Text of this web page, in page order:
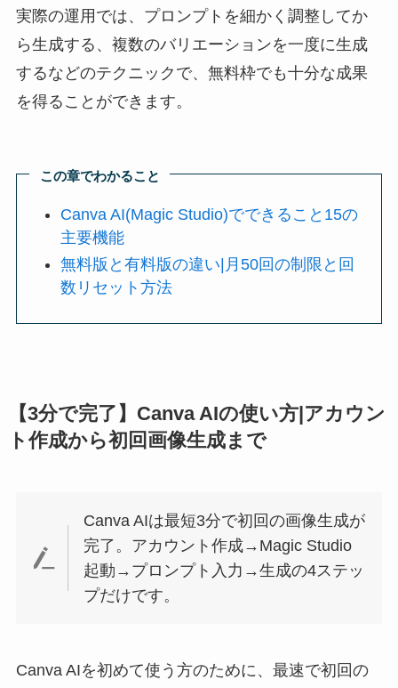
実際の運用では、プロンプトを細かく調整してか
ら生成する、複数のバリエーションを一度に生成
するなどのテクニックで、無料枠でも十分な成果
を得ることができます。
この章でわかること
Canva AI(Magic Studio)でできること15の
主要機能
無料版と有料版の違い|月50回の制限と回
数リセット方法
【3分で完了】Canva AIの使い方|アカウン
ト作成から初回画像生成まで
Canva AIは最短3分で初回の画像生成が
完了。アカウント作成→Magic Studio
起動→プロンプト入力→生成の4ステッ
プだけです。
Canva AIを初めて使う方のために、最速で初回の